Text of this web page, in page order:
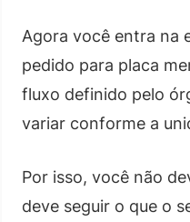
Agora você entra na
pedido para placa
fluxo definido pelo
variar conforme a
Por isso, você não
deve seguir o que o